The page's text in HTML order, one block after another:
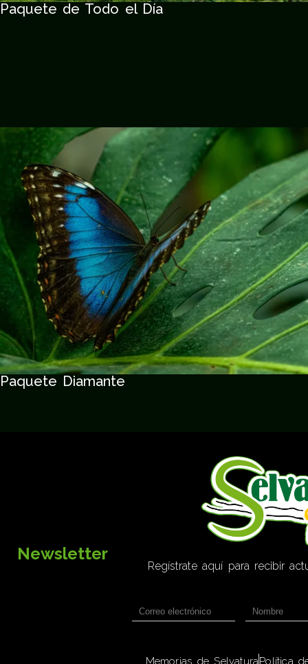
Paquete de Todo el Día
Paquete Diamante
Newsletter
Regístrate aquí para recibir
Memorias de SelvaturaPolítica